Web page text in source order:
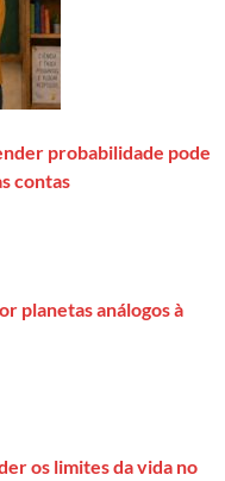
probabilidade pode
contas
planetas análogos à
os limites da vida no